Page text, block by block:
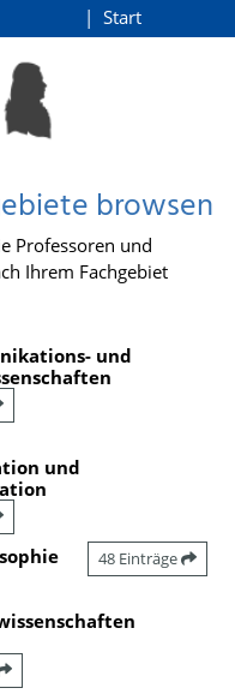
Start
browsen
Professoren und
Ihrem Fachgebiet
und
und
48 Einträge